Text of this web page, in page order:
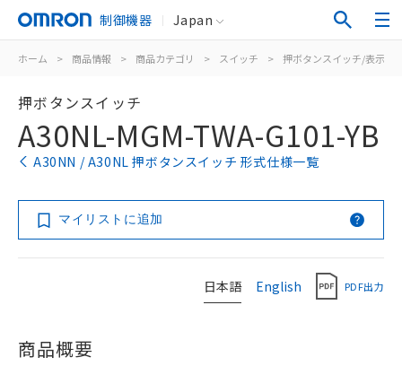
制御機器 Japan
ホーム > 商品情報 > 商品カテゴリ > スイッチ > 押ボタンスイッチ/表示灯
押ボタンスイッチ
A30NL-MGM-TWA-G101-YB
A30NN / A30NL 押ボタンスイッチ 形式仕様一覧
マイリストに追加
日本語 English PDF出力
商品概要